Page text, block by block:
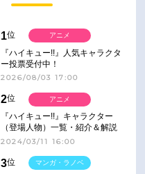
1位
『ハイキュー!!』人気キャラクタ
ー投票受付中！
2026/08/03 17:00
アニメ
2位
『ハイキュー!!』キャラクター
（登場人物）一覧・紹介＆解説
2024/03/11 16:00
アニメ
3位
マンガ・ラノベ